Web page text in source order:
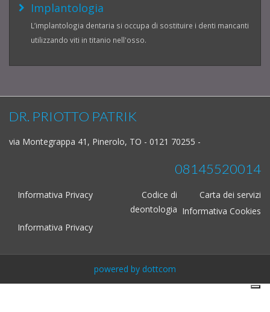
Implantologia
L’implantologia dentaria si occupa di sostituire i denti mancanti
utilizzando viti in titanio nell'osso.
DR. PRIOTTO PATRIK
via Montegrappa 41, Pinerolo, TO - 0121 70255 -
08145520014
Informativa Privacy
Codice di
deontologia
Carta dei servizi
Informativa Cookies
Informativa Privacy
powered by dottcom